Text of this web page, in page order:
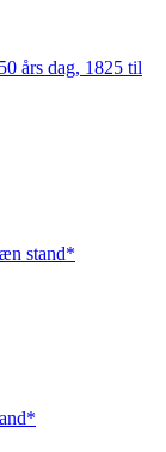
års dag, 1825 til
stand*